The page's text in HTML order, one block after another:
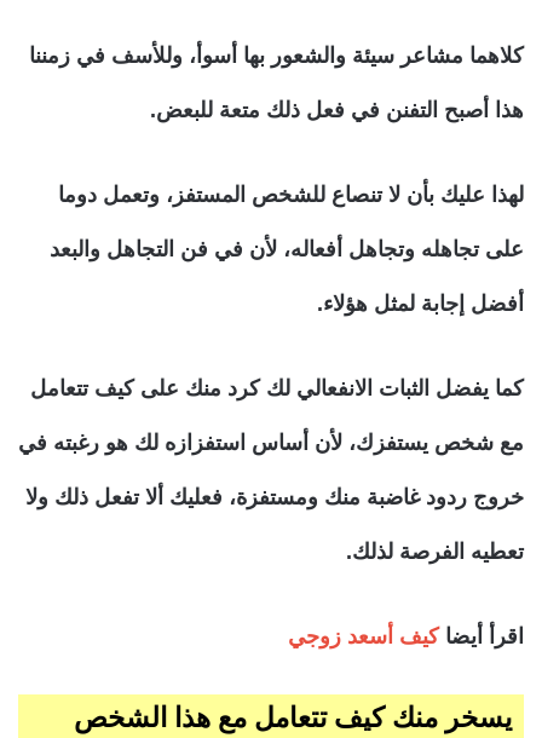
كلاهما مشاعر سيئة والشعور بها أسوأ، وللأسف في زمننا
هذا أصبح التفنن في فعل ذلك متعة للبعض.
لهذا عليك بأن لا تنصاع للشخص المستفز، وتعمل دوما
على تجاهله وتجاهل أفعاله، لأن في فن التجاهل والبعد
أفضل إجابة لمثل هؤلاء.
كما يفضل الثبات الانفعالي لك كرد منك على كيف تتعامل
مع شخص يستفزك، لأن أساس استفزازه لك هو رغبته في
خروج ردود غاضبة منك ومستفزة، فعليك ألا تفعل ذلك ولا
تعطيه الفرصة لذلك.
اقرأ أيضاكيف أسعد زوجي
يسخر منك كيف تتعامل مع هذا الشخص